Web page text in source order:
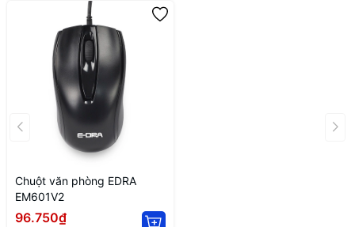
Chuột văn phòng EDRA
EM601V2
96.750₫